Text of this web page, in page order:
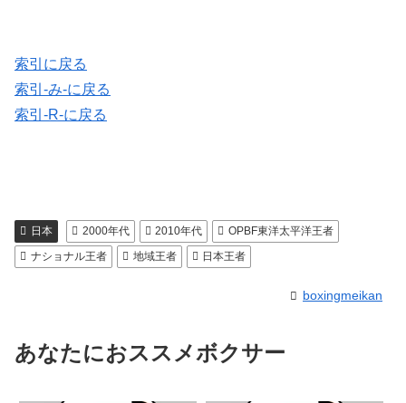
索引に戻る
索引-み-に戻る
索引-R-に戻る
日本 2000年代 2010年代
OPBF東洋太平洋王者
ナショナル王者
地域王者 日本王者
boxingmeikan
あなたにおススメボクサー